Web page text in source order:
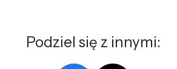
Podziel się z innymi: